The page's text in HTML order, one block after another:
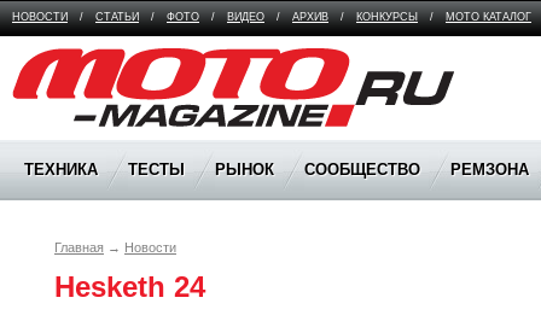
НОВОСТИ / СТАТЬИ / ФОТО / ВИДЕО / АРХИВ / КОНКУРСЫ / МОТО КАТАЛОГ
Moto Magazine
ТЕХНИКА ТЕСТЫ РЫНОК СООБЩЕСТВО РЕМЗОНА
Главная → Новости
Hesketh 24